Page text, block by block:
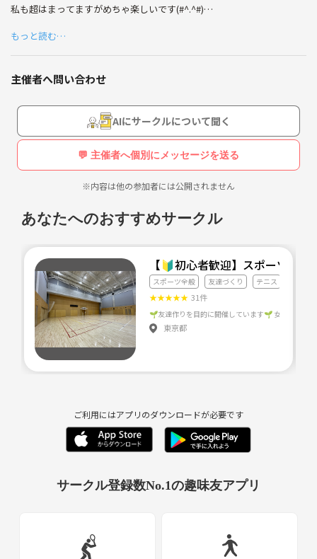
私も超はまってますがめちゃ楽しいです(#^.^#)
☆そんなにポケモン面白いならやってみたい！
★レアポケモンみんなで探したい(#^.^#)
☆色々な情報を知りたい！
★同時にダイエットや運動もするぞ！♪♪
平日または土日のお昼。
予定はまずはお気軽にご連絡くださーい😁✨
１人でやるより、みんなでわいわいやった方が効率よくとっても楽しい
ので是非一緒にいきましょー！
もっと読む…
主催者へ問い合わせ
AIにサークルについて聞く
💬 主催者へ個別にメッセージを送る
※内容は他の参加者には公開されません
あなたへのおすすめサークル
【🔰初心者歓迎】スポーツク
スポーツ全般 友達づくり テニス
★★★★★ 31件
東京都
ご利用にはアプリのダウンロードが必要です
サークル登録数No.1の趣味友アプリ